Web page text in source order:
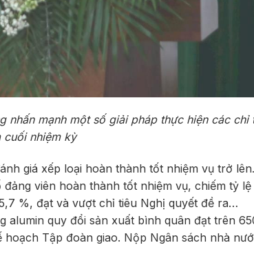
mạnh một số giải pháp thực hiện các chỉ
cuối nhiệm kỳ
giá xếp loại hoàn thành tốt nhiệm vụ trở
viên hoàn thành tốt nhiệm vụ, chiếm tỷ
%, đạt và vượt chỉ tiêu Nghị quyết đề ra…
alumin quy đổi sản xuất bình quân đạt trên
Tập đoàn giao. Nộp Ngân sách nhà